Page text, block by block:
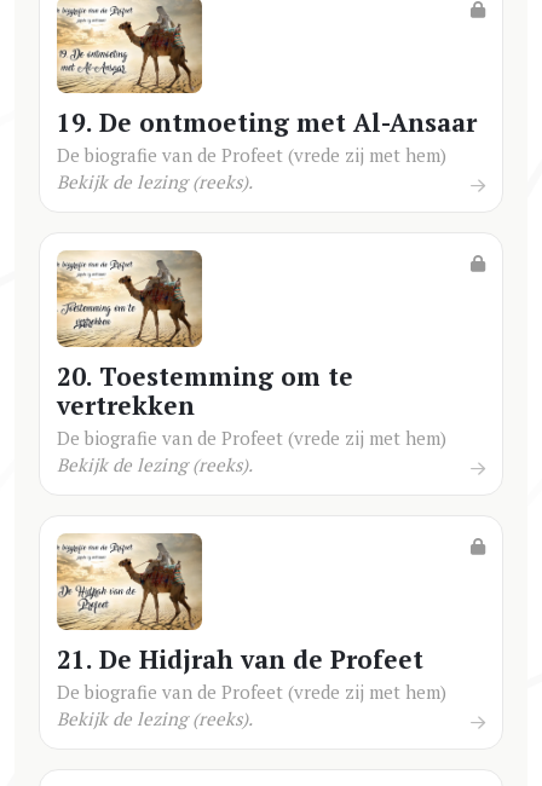
19. De ontmoeting met Al-Ansaar
De biografie van de Profeet (vrede zij met hem)
Bekijk de lezing (reeks).
20. Toestemming om te
vertrekken
De biografie van de Profeet (vrede zij met hem)
Bekijk de lezing (reeks).
21. De Hidjrah van de Profeet
De biografie van de Profeet (vrede zij met hem)
Bekijk de lezing (reeks).